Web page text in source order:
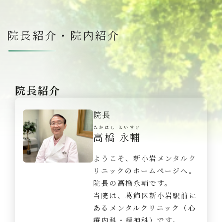
院長紹介・院内紹介
院長紹介
院長
高橋 永輔
たかはし えいすけ
ようこそ、新小岩メンタルク
リニックのホームページへ。
院長の高橋永輔です。
当院は、葛飾区新小岩駅前に
あるメンタルクリニック（心